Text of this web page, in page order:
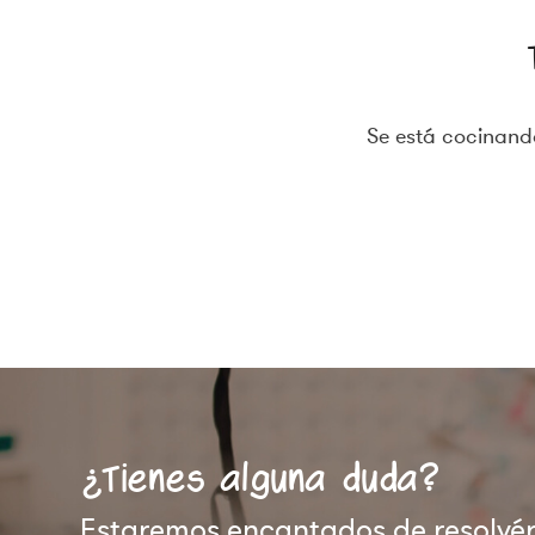
Se está
¿Tienes alguna duda?